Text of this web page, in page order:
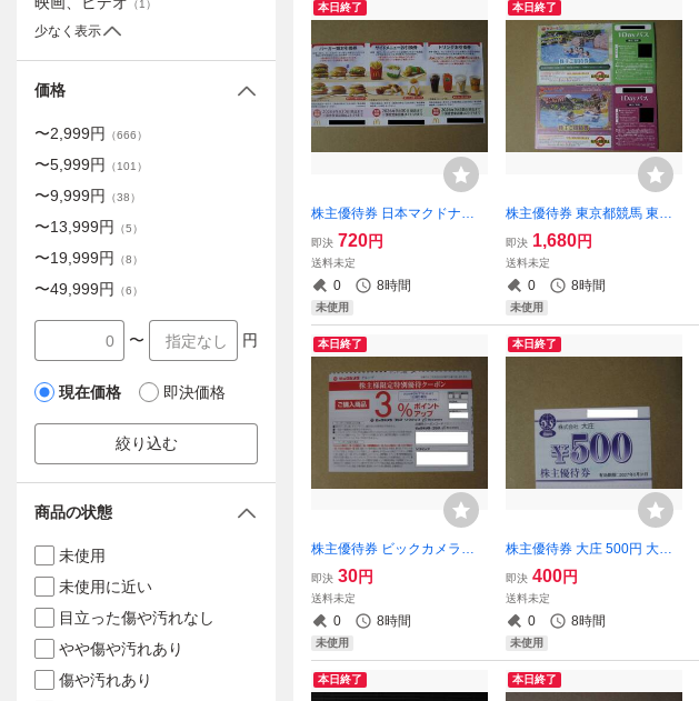
本日終了
株主優待券 日本マクドナル
ドホールディングス 1-4シー
ト
即決 720円
送料未定
0 8時間
未使用
本日終了
株主優待券 東京都競馬 東京
サマーランド 株主ご招待券 1
-12枚
即決 1,680円
送料未定
0 8時間
未使用
本日終了
株主優待券 ビックカメラグ
ループ ご購入商品3%ポイン
トアップクーポン 1-3枚
即決 30円
送料未定
0 8時間
未使用
本日終了
株主優待券 大庄 500円 大庄
1-12枚（庄や 大庄水産 やる
き酒場 歌うんだ村 カラオケ
ファンタジー ）
即決 400円
送料未定
0 8時間
未使用
本日終了 本日終了
（1 ）
少なく表示
価格
〜2,999円 （666）
〜5,999円 （101 ）
〜9,999円 （38）
〜13,999円 （5）
〜19,999円 （8）
〜49,999円 （6）
〜 円
現在価格 即決価格
絞り込む
商品の状態
未使用
未使用に近い
目立った傷や汚れなし
やや傷や汚れあり
傷や汚れあり